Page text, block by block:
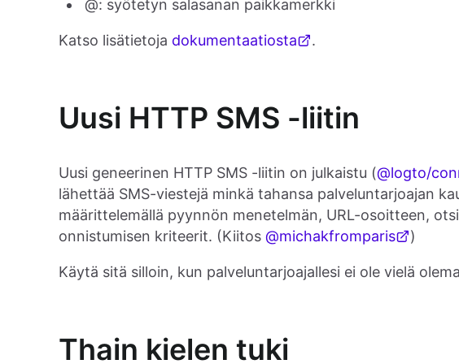
@: syötetyn salasanan paikkamerkki
Katso lisätietoja dokumentaatiosta .
Uusi HTTP SMS -liitin
Uusi geneerinen HTTP SMS -liitin on julkaistu (@logto/
lähettää SMS-viestejä minkä tahansa palveluntarjoajan
määrittelemällä pyynnön menetelmän, URL-osoitteen,
onnistumisen kriteerit. (Kiitos @michakfromparis )
Käytä sitä silloin, kun palveluntarjoajallesi ei ole vielä
Thain kielen tuki